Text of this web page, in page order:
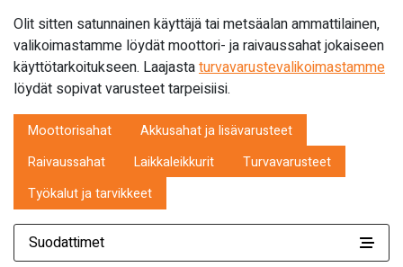
Olit sitten satunnainen käyttäjä tai metsäalan ammattilainen,
valikoimastamme löydät moottori- ja raivaussahat jokaiseen
käyttötarkoitukseen. Laajastaturvavarustevalikoimastamme
löydät sopivat varusteet tarpeisiisi.
Moottorisahat
Akkusahat ja lisävarusteet
Raivaussahat
Laikkaleikkurit
Turvavarusteet
Työkalut ja tarvikkeet
Suodattimet